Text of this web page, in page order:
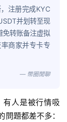
注册完成KYC
并划转至现
免转账备注虚拟
商家并专卡专
— 幣圈閒聊
有人是被行情吸
題都差不多：